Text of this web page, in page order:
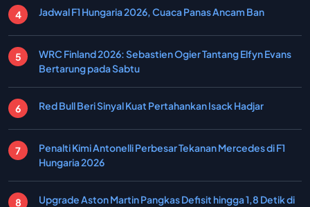
Jadwal F1 Hungaria 2026, Cuaca Panas Ancam Ban
WRC Finland 2026: Sebastien Ogier Tantang Elfyn Evans
Bertarung pada Sabtu
Red Bull Beri Sinyal Kuat Pertahankan Isack Hadjar
Penalti Kimi Antonelli Perbesar Tekanan Mercedes di F1
Hungaria 2026
Upgrade Aston Martin Pangkas Defisit hingga 1,8 Detik di